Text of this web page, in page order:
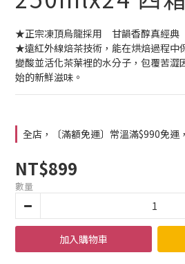
★正宗凍頂烏龍採用　甘韻香醇真經典
★遠紅外線焙茶技術，能在烘焙過程中
變酸並活化茶葉裡的水分子，包覆苦澀
始的新鮮滋味。
全店，〔滿額免運〕常溫滿$990免運
NT$899
數量
加入購物車